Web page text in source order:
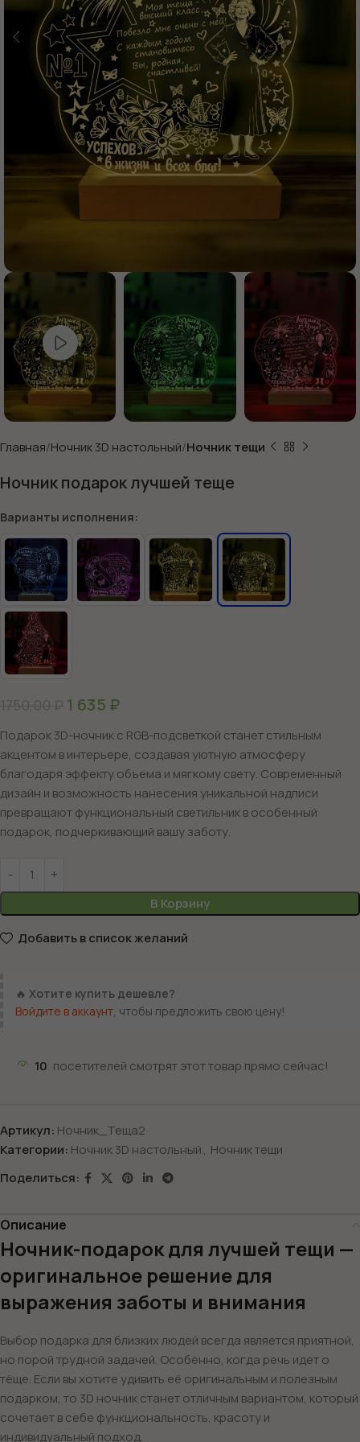
Главная Ночник 3D настольный Ночник тещи
Ночник подарок лучшей теще
Варианты исполнения:
1750,00₽ 1 635 ₽
Подарок 3D-ночник с RGB-подсветкой станет стильным
акцентом в интерьере, создавая уютную атмосферу
благодаря эффекту объема и мягкому свету. Современный
дизайн и возможность нанесения уникальной надписи
превращают функциональный светильник в особенный
подарок, подчеркивающий вашу заботу.
В Корзину
Добавить в список желаний
🔥 Хотите купить дешевле?
Войдите в аккаунт , чтобы предложить свою цену!
10 посетителей смотрят этот товар прямо сейчас!
Артикул: Ночник_Теща2
Категории: Ночник 3D настольный, Ночник тещи
Поделиться:
Описание
Ночник-подарок для лучшей тещи —
оригинальное решение для
выражения заботы и внимания
Выбор подарка для близких людей всегда является приятной,
но порой трудной задачей. Особенно, когда речь идет о
тёще. Если вы хотите удивить её оригинальным и полезным
подарком, то 3D ночник станет отличным вариантом, который
сочетает в себе функциональность, красоту и
индивидуальный подход.